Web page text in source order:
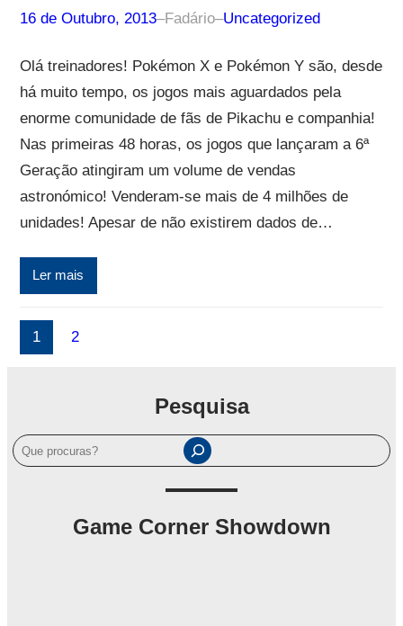
16 de Outubro, 2013–Fadário–Uncategorized
Olá treinadores! Pokémon X e Pokémon Y são, desde
há muito tempo, os jogos mais aguardados pela
enorme comunidade de fãs de Pikachu e companhia!
Nas primeiras 48 horas, os jogos que lançaram a 6ª
Geração atingiram um volume de vendas
astronómico! Venderam-se mais de 4 milhões de
unidades! Apesar de não existirem dados de…
Ler mais
1 2
Pesquisa
P
e
Game Corner Showdown